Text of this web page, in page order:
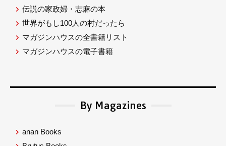
伝説の家政婦・志麻の本
世界がもし100人の村だったら
マガジンハウスの全書籍リスト
マガジンハウスの電子書籍
By Magazines
anan Books